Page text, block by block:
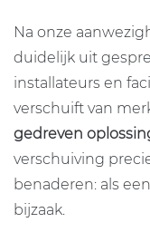
Na onze
duidelijk uit
installateurs en
verschuift van
gedreven
verschuiving
benaderen: als een
bijzaak.